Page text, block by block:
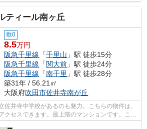
ティール南ヶ丘
敷0
8.5万円
阪急千里線 「千里山 」駅 徒歩15分
阪急千里線 「関大前 」駅 徒歩24分
阪急千里線 「南千里 」駅 徒歩28分
築31年 / 56.21㎡
大阪府吹田市佐井寺南が丘
佐井寺中学校があるのも魅力。こちらの物件は、
クセスできます。最上階のマンションです。こち